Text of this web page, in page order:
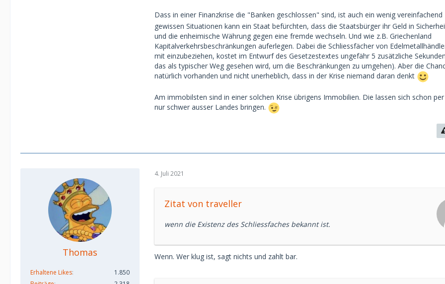
kommt man auch nicht an sein Geld im Schließfach.
Dass in einer Finanzkrise die "Banken geschlossen" sind, ist auch ein wenig vereinfachend
gewissen Situationen kann ein Staat befürchten, dass die Staatsbürger ihr Geld in
und die enheimische Währung gegen eine fremde wechseln. Und wie z.B. Griechenland
Kapitalverkehrsbeschränkungen auferlegen. Dabei die Schliessfächer von
mit einzubeziehen, kostet im Entwurf des Gesetzestextes ungefähr 5 zusätzliche
das als typischer Weg gesehen wird, um die Beschränkungen zu umgehen). Aber die
natürlich vorhanden und nicht unerheblich, dass in der Krise niemand daran denkt
Am immobilsten sind in einer solchen Krise übrigens Immobilien. Die lassen sich schon
nur schwer ausser Landes bringen.
Thomas
Erhaltene Likes
1.850
4. Juli 2021
Zitat von traveller
wenn die Existenz des Schliessfaches bekannt ist.
Wenn. Wer klug ist, sagt nichts und zahlt bar.